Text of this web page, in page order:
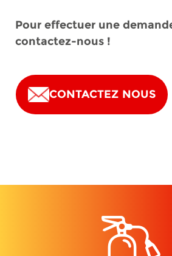
Pour effectuer une
contactez-nous !
CONTACTEZ NOUS